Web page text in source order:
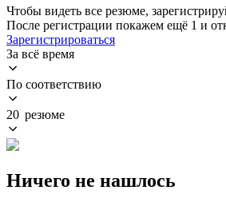
Чтобы видеть все резюме,
После регистрации покажем ещё 1 и
Зарегистрироваться
За всё время
По соответствию
20 резюме
Ничего не нашлось